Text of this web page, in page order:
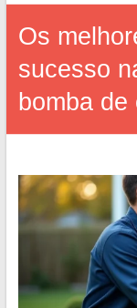
Os
sucesso
bomba